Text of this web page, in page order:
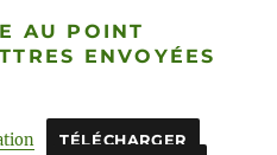
AU POINT
ENVOYÉES
TÉLÉCHARGER